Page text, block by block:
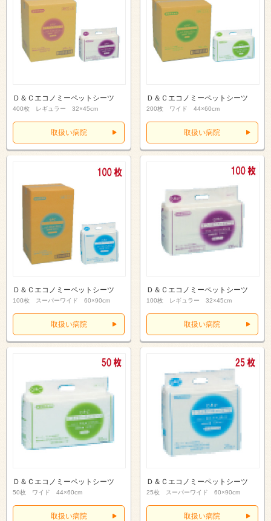
Ｄ＆Ｃエコノミーペットシーツ
400枚 レギュラー 32×45cm
取扱い病院
Ｄ＆Ｃエコノミーペットシーツ
200枚 ワイド 44×60cm
取扱い病院
Ｄ＆Ｃエコノミーペットシーツ
100枚 スーパーワイド 60×90cm
取扱い病院
Ｄ＆Ｃエコノミーペットシーツ
100枚 レギュラー 32×45cm
取扱い病院
Ｄ＆Ｃエコノミーペットシーツ
50枚 ワイド 44×60cm
取扱い病院
Ｄ＆Ｃエコノミーペットシーツ
25枚 スーパーワイド 60×90cm
取扱い病院